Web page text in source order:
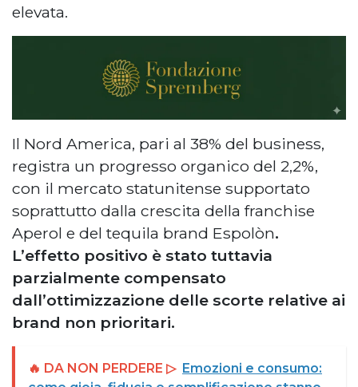
elevata.
Il Nord America, pari al 38% del business,
registra un progresso organico del 2,2%,
con il mercato statunitense supportato
soprattutto dalla crescita della franchise
Aperol e del tequila brand Espolòn.
L’effetto positivo è stato tuttavia
parzialmente compensato
dall’ottimizzazione delle scorte relative ai
brand non prioritari.
🔥 DA NON PERDERE ▷ Emozioni e consumo: